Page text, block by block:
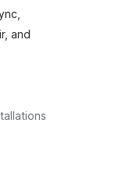
and